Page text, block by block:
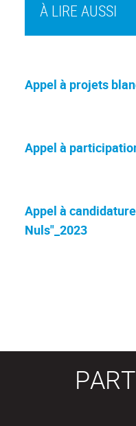
À LIRE AUSSI
Appel à projets
Appel à
Appel à
Nuls"_2023